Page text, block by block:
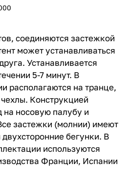
соединяются застежкой
может устанавливаться
Устанавливается
5-7 минут. В
располагаются на транце,
Конструкцией
на носовую палубу и
застежки (молнии) имеют
бегунки. В
используются
Франции, Испании